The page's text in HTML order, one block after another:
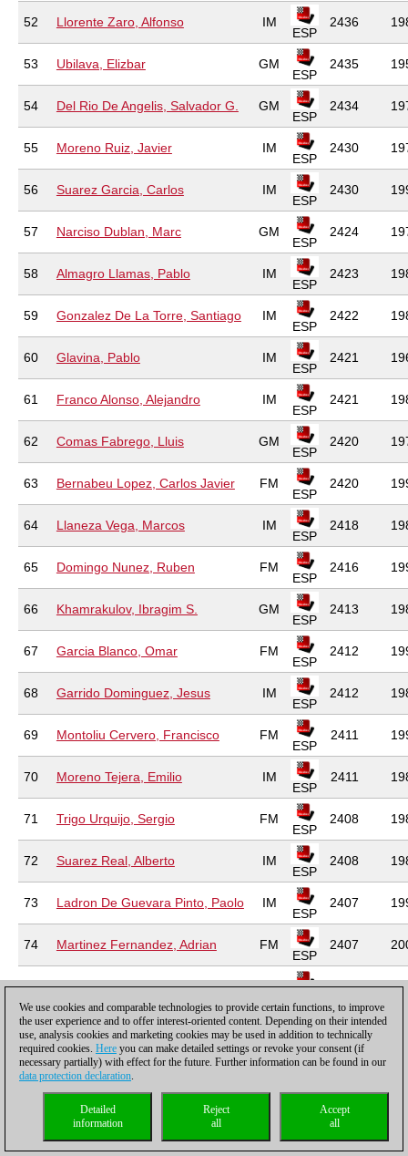
52 Llorente Zaro, Alfonso IM
ESP
2436
53 Ubilava, Elizbar GM
ESP
2435
54 Del Rio De Angelis, Salvador G. GM
ESP
2434
55 Moreno Ruiz, Javier IM
ESP
2430
56 Suarez Garcia, Carlos IM
ESP
2430
57 Narciso Dublan, Marc GM
ESP
2424
58 Almagro Llamas, Pablo IM
ESP
2423
59 Gonzalez De La Torre, Santiago IM
ESP
2422
60 Glavina, Pablo IM
ESP
2421
61 Franco Alonso, Alejandro IM
ESP
2421
62 Comas Fabrego, Lluis GM
ESP
2420
63 Bernabeu Lopez, Carlos Javier FM
ESP
2420
64 Llaneza Vega, Marcos IM
ESP
2418
65 Domingo Nunez, Ruben FM
ESP
2416
66 Khamrakulov, Ibragim S. GM
ESP
2413
67 Garcia Blanco, Omar FM
ESP
2412
68 Garrido Dominguez, Jesus IM
ESP
2412
69 Montoliu Cervero, Francisco FM
ESP
2411
70 Moreno Tejera, Emilio IM
ESP
2411
71 Trigo Urquijo, Sergio FM
ESP
2408
72 Suarez Real, Alberto IM
ESP
2408
73 Ladron De Guevara Pinto, Paolo IM
ESP
2407
74 Martinez Fernandez, Adrian FM
ESP
2407
75 Lianes Garcia, Marcos IM 2407
76 Medarde Santiago, Luis Marcos FM
ESP
2406
77 Garcia Molla, Victor FM 2405
Corral Blanco, Juan Antonio 2405
We use cookies and comparable technologies to provide certain functions, to improve
the user experience and to offer interest-oriented content. Depending on their intended
use, analysis cookies and marketing cookies may be used in addition to technically
required cookies. Here you can make detailed settings or revoke your consent (if
necessary partially) with effect for the future. Further information can be found in our
data protection declaration.
Accept
all
Reject
all
Detailed
information